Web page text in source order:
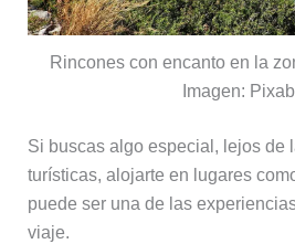
Rincones con encanto en la
Imagen:
Si buscas algo especial, lejos de
turísticas, alojarte en lugares
puede ser una de las
viaje.